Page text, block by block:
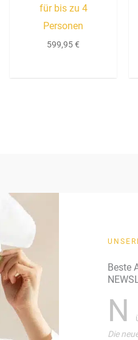
für bis zu 4
Personen
599,95€
Beste
N
Die